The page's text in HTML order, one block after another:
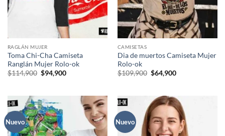
RAGLÁN MUJER
Toma Chi-Cha Camiseta
Ranglán Mujer Rolo-ok
$114,900 El
precio
$114,900.
$94,900El
$94,900.
CAMISETAS
Dia de muertos Camiseta Mujer
Rolo-ok
$109,900 El
precio
$109,900.
$64,900El
$64,900.
Nuevo Nuevo